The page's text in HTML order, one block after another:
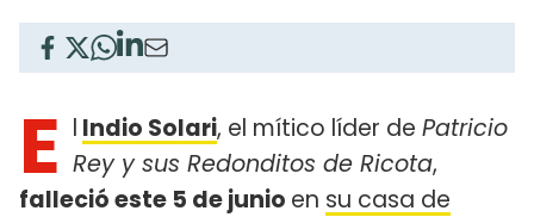
E l Indio Solari, el mítico líder de Patricio
Rey y sus Redonditos de Ricota,
falleció este 5 de junio en su casa de